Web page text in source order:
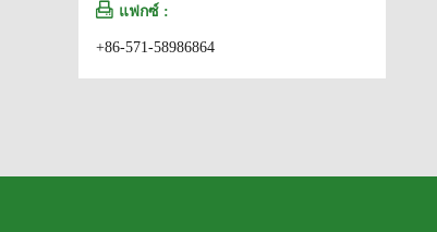
 แฟกซ์ :
+86-571-58986864